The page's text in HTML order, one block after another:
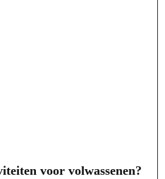
voor volwassenen?